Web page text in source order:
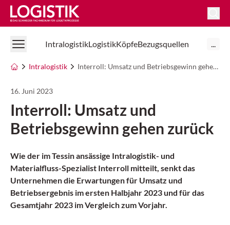
Logistik Online
IntralogistikLogistikKöpfeBezugsquellen ...
Intralogistik Interroll: Umsatz und Betriebsgewinn gehen zurück
16. Juni 2023
Interroll: Umsatz und
Betriebsgewinn gehen zurück
Wie der im Tessin ansässige Intralogistik- und
Materialfluss-Spezialist Interroll mitteilt, senkt das
Unternehmen die Erwartungen für Umsatz und
Betriebsergebnis im ersten Halbjahr 2023 und für das
Gesamtjahr 2023 im Vergleich zum Vorjahr.